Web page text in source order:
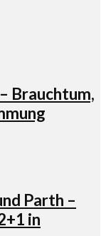
Brauchtum,
Parth –
in